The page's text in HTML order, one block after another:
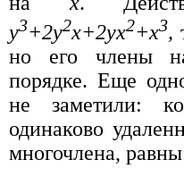
y3+2y2x+2yx2+x3,
но его члены
порядке. Еще
не заметили:
одинаково
многочлена,